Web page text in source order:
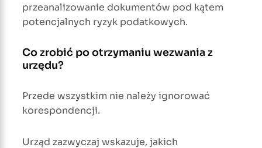
przeanalizowanie dokumentów pod kątem
potencjalnych ryzyk podatkowych.
Co zrobić po otrzymaniu wezwania z
urzędu?
Przede wszystkim nie należy ignorować
korespondencji.
Urząd zazwyczaj wskazuje, jakich